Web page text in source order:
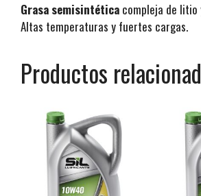
Grasa semisintética compleja de
Altas temperaturas y fuertes cargas.
Productos